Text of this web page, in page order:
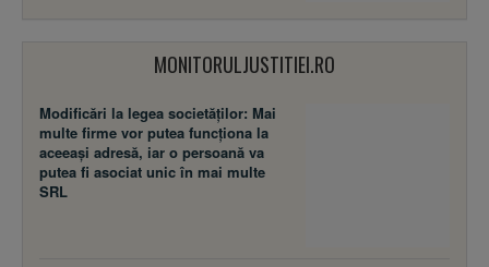
MONITORULJUSTITIEI.RO
Modificări la legea societăţilor: Mai
multe firme vor putea funcţiona la
aceeaşi adresă, iar o persoană va
putea fi asociat unic în mai multe
SRL